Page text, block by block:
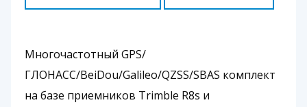
Многочастотный GPS/
ГЛОНАСС/BeiDou/Galileo/QZSS/SBAS комплект
на базе приемников Trimble R8s и